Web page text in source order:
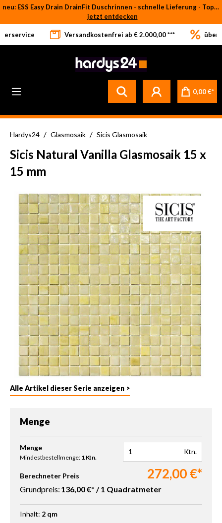
Zum Hauptinhalt springen
neu: ESS Easy Drain DrainFit Duschrinnen - schnelle Lieferung - Top-Preise
jetzt entdecken
Versandkostenfrei ab € 2.000,00 *** über
0,00 €*
Hardys24 / Glasmosaik / Sicis Glasmosaik
Sicis Natural Vanilla Glasmosaik 15 x
15 mm
Bildergalerie überspringen
Alle Artikel dieser Serie anzeigen >
Menge
Produkt Anzahl: Gib den gewünschten Wert ein oder benutze
Menge
Mindestbestellmenge: 1 Ktn.
Ktn.
Berechneter Preis 272,00 €*
Grundpreis: 136,00 €* / 1 Quadratmeter
Inhalt: 2 qm